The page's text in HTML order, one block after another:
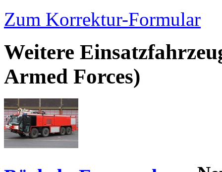
Zum Korrektur-Formular
Weitere
Armed Forces)